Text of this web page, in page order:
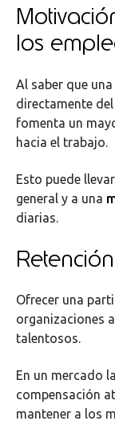
los
Al saber que
directamente
fomenta un
hacia el trabajo.
Esto puede
general y a una
diarias.
Ofrecer una
organizaciones
talentosos.
En un mercado
compensación
mantener a los